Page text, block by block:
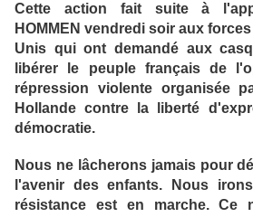
Cette action fait suite à
HOMMEN vendredi soir aux
Unis qui ont demandé aux
libérer le peuple français de
répression violente organisée
Hollande contre la liberté
démocratie.
Nous ne lâcherons jamais pour
l'avenir des enfants. Nous
résistance est en marche. Ce